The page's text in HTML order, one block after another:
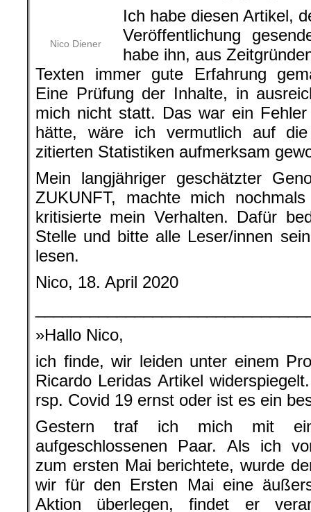
Ich habe diesen Artikel, den
Veröffentlichung gesendet hat,
Zeitgründen und weil ich mit
Erfahrung gemacht habe,
Inhalte, in ausreichender Form,
Das war ein Fehler denn, wenn
vermutlich auf die Ungereimtheiten
aufmerksam geworden.
Mein langjähriger geschätzter
ZUKUNFT, machte mich
kritisierte mein Verhalten. Dafür
Stelle und bitte alle Leser/innen
lesen.
Nico, 18. April 2020
»Hallo Nico,
ich finde, wir leiden unter einem
Ricardo Leridas Artikel
rsp. Covid 19 ernst oder ist es ein
Gestern traf ich mich mit
aufgeschlossenen Paar. Als ich
zum ersten Mai berichtete, wurde
wir für den Ersten Mai eine
Aktion überlegen, findet er